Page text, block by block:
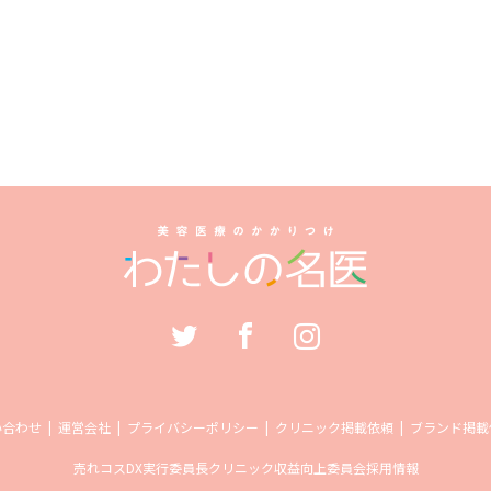
わせ 運営会社 プライバシーポリシー クリニック掲載依頼 ブランド掲
売れコスDX実行委員長クリニック収益向上委員会採用情報